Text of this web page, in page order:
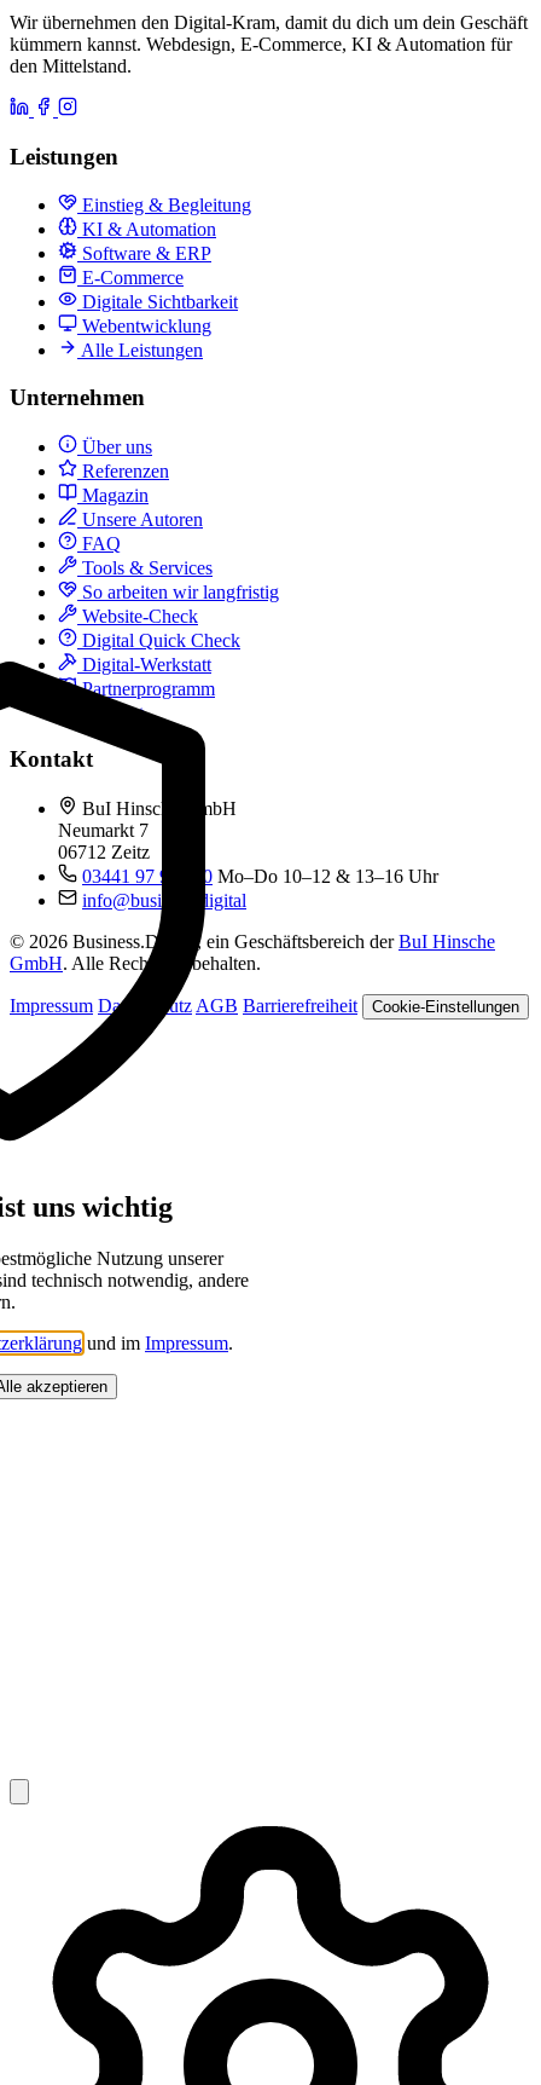
Wir übernehmen den Digital-Kram, damit du dich um dein Geschäft
kümmern kannst. Webdesign, E-Commerce, KI & Automation für
den Mittelstand.
Leistungen
Einstieg & Begleitung
KI & Automation
Software & ERP
E-Commerce
Digitale Sichtbarkeit
Webentwicklung
Alle Leistungen
Unternehmen
Über uns
Referenzen
Magazin
Unsere Autoren
FAQ
Tools & Services
So arbeiten wir langfristig
Website-Check
Digital Quick Check
Digital-Werkstatt
Partnerprogramm
Kontakt
Kontakt
BuI Hinsche GmbH
Neumarkt 7
06712 Zeitz
03441 97 99 060 Mo–Do 10–12 & 13–16 Uhr
info@business.digital
© 2026 Business.Digital, ein Geschäftsbereich derBuI Hinsche
GmbH. Alle Rechte vorbehalten.
Impressum Datenschutz AGB Barrierefreiheit Cookie-Einstellungen
uns wichtig
Nutzung unserer
technisch notwendig, andere
und im Impressum.
akzeptieren